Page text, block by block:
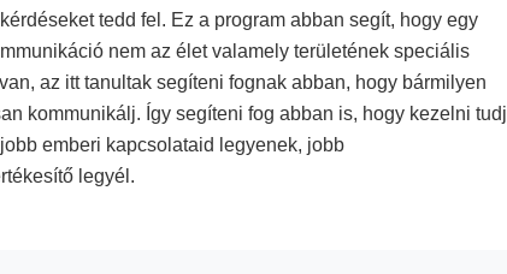
tedd fel. Ez a program abban segít, hogy egy
nem az élet valamely területének speciális
az itt tanultak segíteni fognak abban, hogy bármilyen
kommunikálj. Így segíteni fog abban is, hogy kezelni tudj
emberi kapcsolataid legyenek, jobb
legyél.